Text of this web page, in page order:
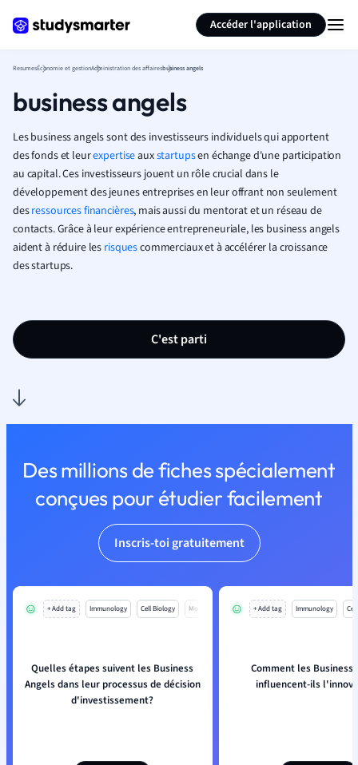
Accéder l'application
ResumesÉconomie et gestionAdministration des affairesbusiness angels
business angels
Les business angels sont des investisseurs individuels qui apportent
des fonds et leurexpertiseauxstartupsen échange d'une participation
au capital. Ces investisseurs jouent un rôle crucial dans le
développement des jeunes entreprises en leur offrant non seulement
desressources financières, mais aussi du mentorat et un réseau de
contacts. Grâce à leur expérience entrepreneuriale, les business angels
aident à réduire les risquescommerciaux et à accélérer la croissance
des startups.
C'est parti
Des millions de fiches spécialement
conçues pour étudier facilement
Inscris-toi gratuitement
+ Add tag Immunology Cell Biology Mo
Quelles étapes suivent les Business
Angels dans leur processus de décision
d'investissement?
+ Add tag Immunology
Comment les Business
influencent-ils
Résumer la page